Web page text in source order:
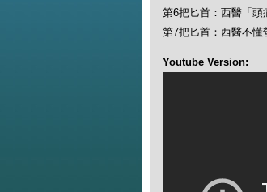
第6把匕首：西醫「頭
第7把匕首：西醫不懂
Youtube Version: